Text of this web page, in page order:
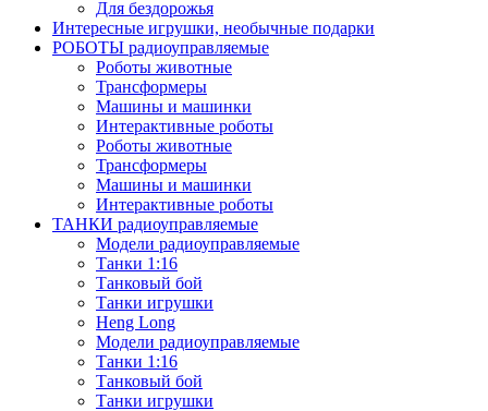
Для бездорожья
Интересные игрушки, необычные подарки
РОБОТЫ радиоуправляемые
Роботы животные
Трансформеры
Машины и машинки
Интерактивные роботы
Роботы животные
Трансформеры
Машины и машинки
Интерактивные роботы
ТАНКИ радиоуправляемые
Модели радиоуправляемые
Танки 1:16
Танковый бой
Танки игрушки
Heng Long
Модели радиоуправляемые
Танки 1:16
Танковый бой
Танки игрушки